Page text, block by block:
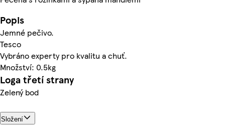
Popis
Jemné pečivo.
Tesco
Vybráno experty pro kvalitu a chuť.
Množství: 0.5kg
Loga třetí strany
Zelený bod
Složení